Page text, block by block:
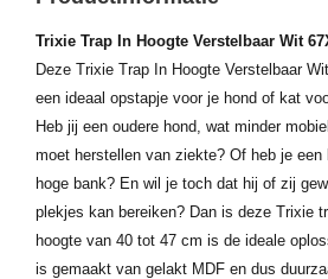
Trixie Trap In Hoogte Verstelbaar Wit
Deze Trixie Trap In Hoogte Verstelbaar
een ideaal opstapje voor je hond of kat
Heb jij een oudere hond, wat minder
moet herstellen van ziekte? Of heb je een
hoge bank? En wil je toch dat hij of zij
plekjes kan bereiken? Dan is deze Trixie
hoogte van 40 tot 47 cm is de ideale
is gemaakt van gelakt MDF en dus